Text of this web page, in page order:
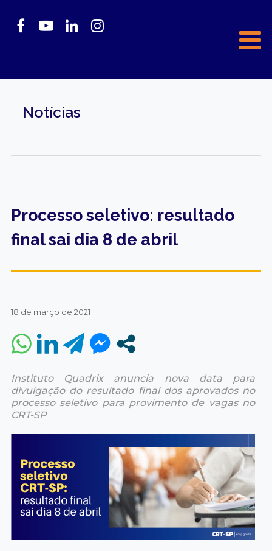
Notícias
Processo seletivo: resultado
final sai dia 8 de abril
18 de março de 2021
Instituto Quadrix anuncia nova data para
divulgação do resultado final dos aprovados no
processo seletivo para provimento de vagas no
CRT-SP